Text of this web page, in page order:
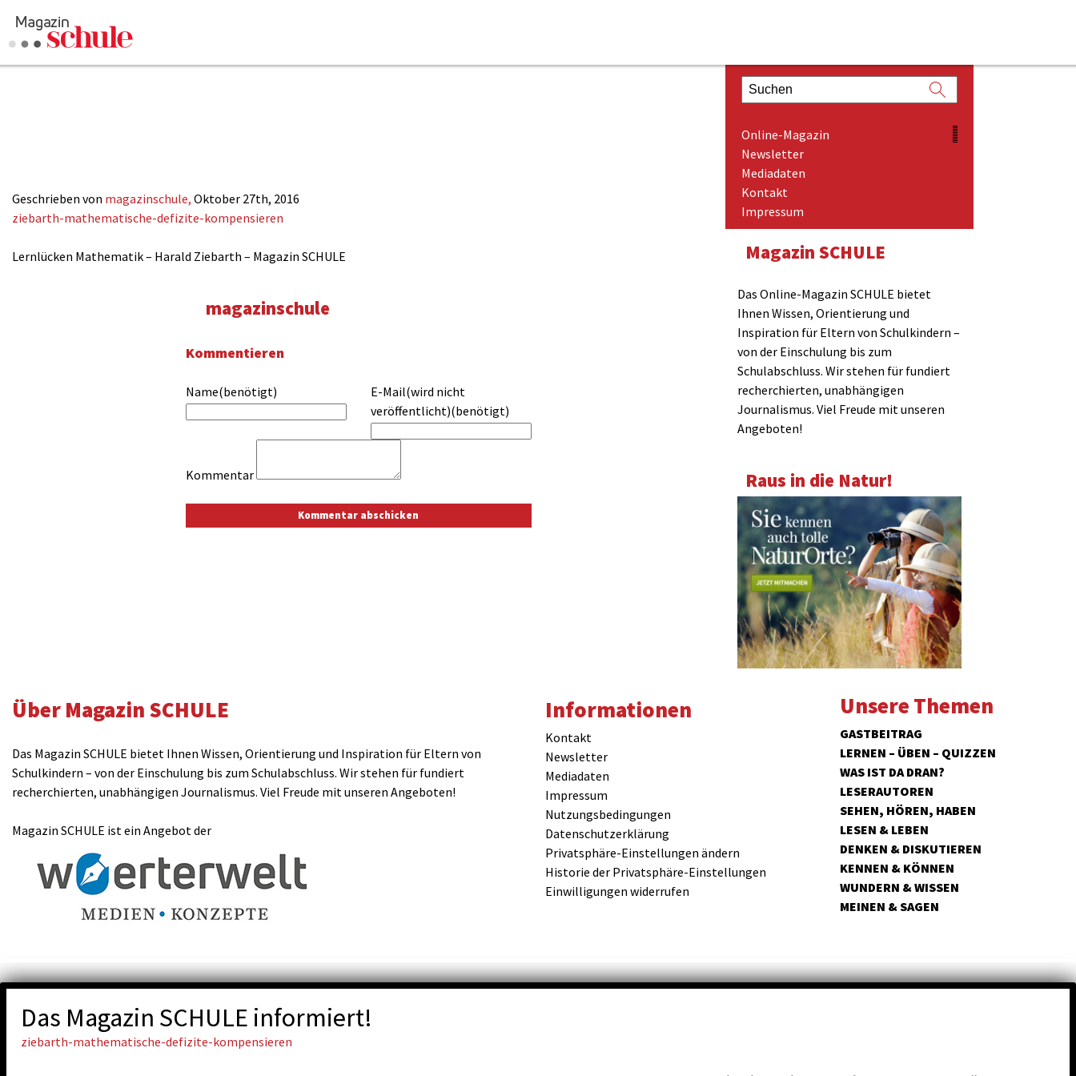
Geschrieben von magazinschule, Oktober 27th, 2016
ziebarth-mathematische-defizite-kompensieren
Lernlücken Mathematik – Harald Ziebarth – Magazin SCHULE
magazinschule
Kommentieren
Name(benötigt)
E-Mail(wird nicht
veröffentlicht)(benötigt)
Kommentar
Online-Magazin
Newsletter
Mediadaten
Kontakt
Impressum
Magazin SCHULE
Das Online-Magazin SCHULE bietet
Ihnen Wissen, Orientierung und
Inspiration für Eltern von Schulkindern –
von der Einschulung bis zum
Schulabschluss. Wir stehen für fundiert
recherchierten, unabhängigen
Journalismus. Viel Freude mit unseren
Angeboten!
Raus in die Natur!
Über Magazin SCHULE
Das Magazin SCHULE bietet Ihnen Wissen, Orientierung und Inspiration für Eltern von
Schulkindern – von der Einschulung bis zum Schulabschluss. Wir stehen für fundiert
recherchierten, unabhängigen Journalismus. Viel Freude mit unseren Angeboten!
Magazin SCHULE ist ein Angebot der
Informationen
Kontakt
Newsletter
Mediadaten
Impressum
Nutzungsbedingungen
Datenschutzerklärung
Privatsphäre-Einstellungen ändern
Historie der Privatsphäre-Einstellungen
Einwilligungen widerrufen
Unsere Themen
GASTBEITRAG
LERNEN – ÜBEN – QUIZZEN
WAS IST DA DRAN?
LESERAUTOREN
SEHEN, HÖREN, HABEN
LESEN & LEBEN
DENKEN & DISKUTIEREN
KENNEN & KÖNNEN
WUNDERN & WISSEN
MEINEN & SAGEN
Das Magazin SCHULE informiert!
ziebarth-mathematische-defizite-kompensieren